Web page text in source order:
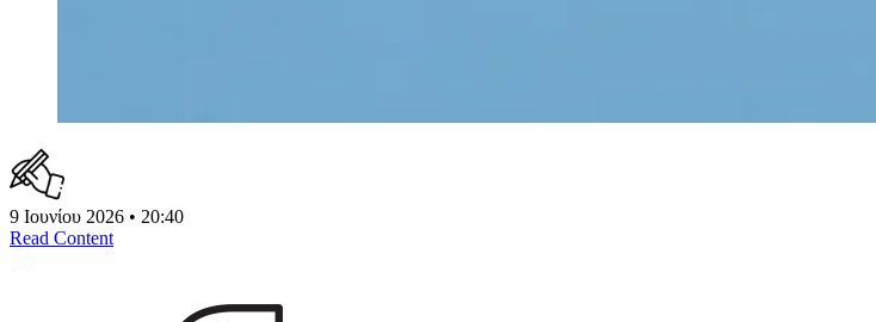
9 Ιουνίου 2026 • 20:40
Read Content